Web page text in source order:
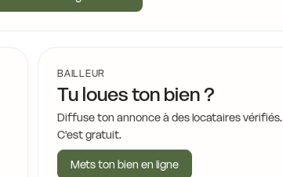
BAILLEUR
Tu loues ton bien ?
Diffuse ton annonce à des locataires vérifiés.
C'est gratuit.
Mets ton bien en ligne